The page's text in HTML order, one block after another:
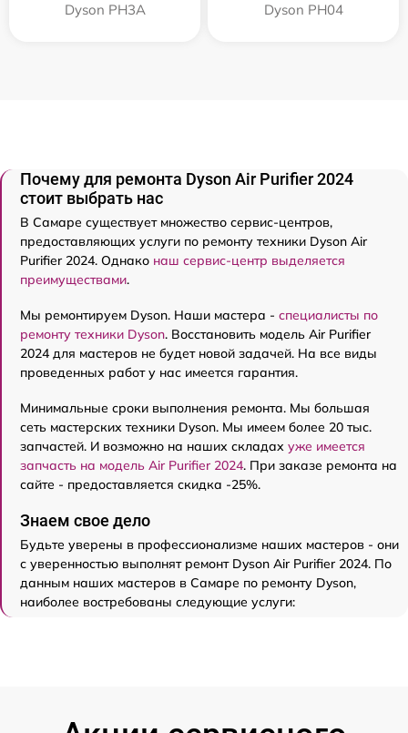
Dyson PH3A Dyson PH04
Почему для ремонта Dyson Air Purifier 2024
стоит выбрать нас
В Самаре существует множество сервис-центров,
предоставляющих услуги по ремонту техники Dyson Air
Purifier 2024. Однако наш сервис-центр выделяется
преимуществами.
Мы ремонтируем Dyson. Наши мастера - специалисты по
ремонту техники Dyson. Восстановить модель Air Purifier
2024 для мастеров не будет новой задачей. На все виды
проведенных работ у нас имеется гарантия.
Минимальные сроки выполнения ремонта. Мы большая
сеть мастерских техники Dyson. Мы имеем более 20 тыс.
запчастей. И возможно на наших складах уже имеется
запчасть на модель Air Purifier 2024. При заказе ремонта на
сайте - предоставляется скидка -25%.
Знаем свое дело
Будьте уверены в профессионализме наших мастеров - они
с уверенностью выполнят ремонт Dyson Air Purifier 2024. По
данным наших мастеров в Самаре по ремонту Dyson,
наиболее востребованы следующие услуги: